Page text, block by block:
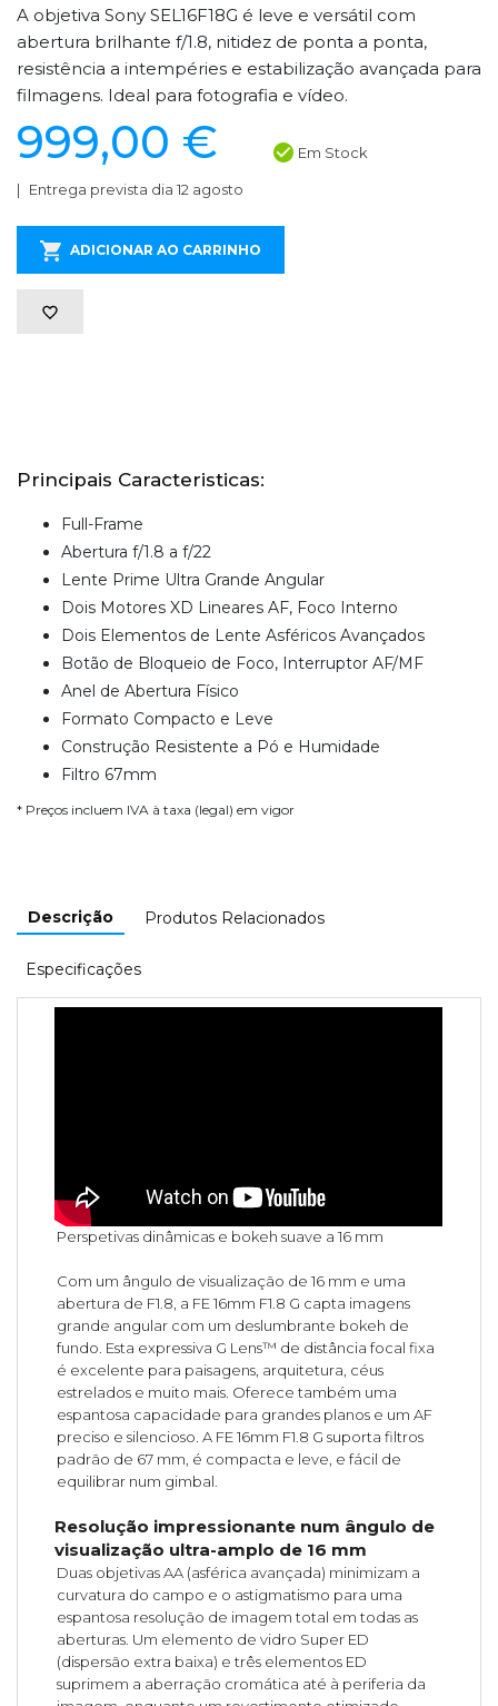
A objetiva Sony SEL16F18G é leve e versátil com
abertura brilhante f/1.8, nitidez de ponta a ponta,
resistência a intempéries e estabilização avançada para
filmagens. Ideal para fotografia e vídeo.
999,00 € Em Stock
Entrega prevista dia 12 agosto
ADICIONAR AO CARRINHO
Principais Caracteristicas:
Full-Frame
Abertura f/1.8 a f/22
Lente Prime Ultra Grande Angular
Dois Motores XD Lineares AF, Foco Interno
Dois Elementos de Lente Asféricos Avançados
Botão de Bloqueio de Foco, Interruptor AF/MF
Anel de Abertura Físico
Formato Compacto e Leve
Construção Resistente a Pó e Humidade
Filtro 67mm
* Preços incluem IVA à taxa (legal) em vigor
Descrição Produtos Relacionados
Especificações
Perspetivas dinâmicas e bokeh suave a 16 mm
Com um ângulo de visualização de 16 mm e uma
abertura de F1.8, a FE 16mm F1.8 G capta imagens
grande angular com um deslumbrante bokeh de
fundo. Esta expressiva G Lens™ de distância focal fixa
é excelente para paisagens, arquitetura, céus
estrelados e muito mais. Oferece também uma
espantosa capacidade para grandes planos e um AF
preciso e silencioso. A FE 16mm F1.8 G suporta filtros
padrão de 67 mm, é compacta e leve, e fácil de
equilibrar num gimbal.
Resolução impressionante num ângulo de
visualização ultra-amplo de 16 mm
Duas objetivas AA (asférica avançada) minimizam a
curvatura do campo e o astigmatismo para uma
espantosa resolução de imagem total em todas as
aberturas. Um elemento de vidro Super ED
(dispersão extra baixa) e três elementos ED
suprimem a aberração cromática até à periferia da